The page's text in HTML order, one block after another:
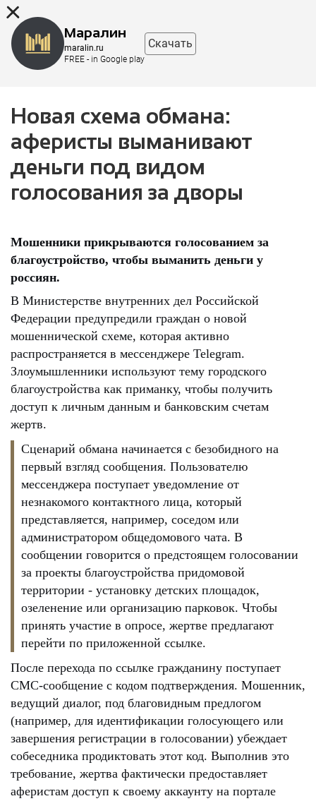
Новая схема обмана:
аферисты выманивают
деньги под видом
голосования за дворы
Мошенники прикрываются голосованием за
благоустройство, чтобы выманить деньги у
россиян.
В Министерстве внутренних дел Российской
Федерации предупредили граждан о новой
мошеннической схеме, которая активно
распространяется в мессенджере Telegram.
Злоумышленники используют тему городского
благоустройства как приманку, чтобы получить
доступ к личным данным и банковским счетам
жертв.
Сценарий обмана начинается с безобидного на
первый взгляд сообщения. Пользователю
мессенджера поступает уведомление от
незнакомого контактного лица, который
представляется, например, соседом или
администратором общедомового чата. В
сообщении говорится о предстоящем голосовании
за проекты благоустройства придомовой
территории - установку детских площадок,
озеленение или организацию парковок. Чтобы
принять участие в опросе, жертве предлагают
перейти по приложенной ссылке.
После перехода по ссылке гражданину поступает
СМС-сообщение с кодом подтверждения. Мошенник,
ведущий диалог, под благовидным предлогом
(например, для идентификации голосующего или
завершения регистрации в голосовании) убеждает
собеседника продиктовать этот код. Выполнив это
требование, жертва фактически предоставляет
аферистам доступ к своему аккаунту на портале
Маралин
maralin.ru
FREE - in Google play
Скачать